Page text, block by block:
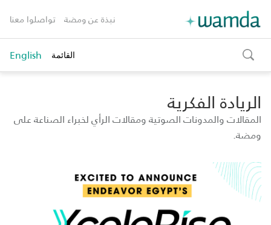
نبذة عن ومضة تواصلوا معنا
toggle
search
القائمة English
الريادة الفكرية
المقالات والمدونات الصوتية ومقالات الرأي لخبراء الصناعة على
ومضة.